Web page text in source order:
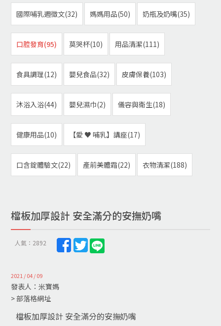
國際哺乳週徵文(32) 媽媽用品(50) 奶瓶及奶嘴(35)
口腔發育(95) 莫哭杯(10) 用品清潔(111)
食具調理(12) 嬰兒食品(32) 皮膚保養(103)
沐浴入浴(44) 嬰兒濕巾(2) 儀容與衛生(18)
健康用品(10) 【愛 ♥ 哺乳】講座(17)
口含錠體驗文(22) 產前美體霜(22) 衣物清潔(188)
檔板加厚設計 安全滿分的安撫奶嘴
人氣：2892
2021 / 04 / 09
發表人：米寶媽
> 部落格網址
檔板加厚設計 安全滿分的安撫奶嘴